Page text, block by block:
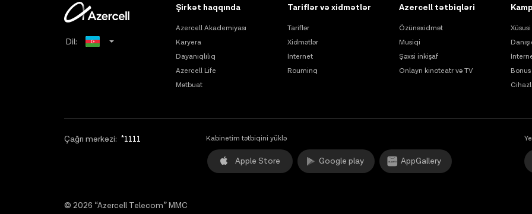
Dil:
Şirkət haqqında
Azercell Akademiyası
Karyera
Dayanıqlılıq
Azercell Life
Mətbuat
Tariflər və xidmətlər
Tariflər
Xidmətlər
İnternet
Rouminq
Azercell tətbiqləri
Özünəxidmət
Musiqi
Şəxsi inkişaf
Onlayn kinoteatr və TV
Çağrı mərkəzi: *1111 Kabinetim tətbiqini yüklə
Apple Store Google play AppGallery
© 2026 “Azercell Telecom” MMC